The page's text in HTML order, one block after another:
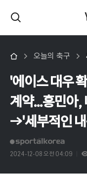
오늘의 축구
'에이스 대우
계약...흥민아,
→'세부적인
2024-12-08 오전 04:09